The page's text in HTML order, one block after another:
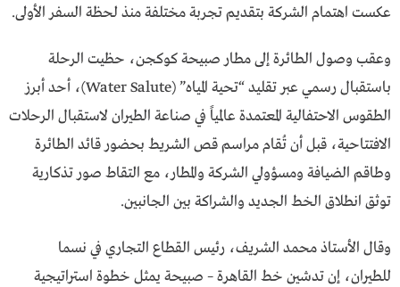
عكست اهتمام الشركة بتقديم تجربة مختلفة منذ لحظة السفر الأولى.
وعقب وصول الطائرة إلى مطار صبيحة كوكجن، حظيت الرحلة
باستقبال رسمي عبر تقليد “تحية المياه” (Water Salute)، أحد أبرز
الطقوس الاحتفالية المعتمدة عالمياً في صناعة الطيران لاستقبال الرحلات
الافتتاحية، قبل أن تُقام مراسم قص الشريط بحضور قائد الطائرة
وطاقم الضيافة ومسؤولي الشركة والمطار، مع التقاط صور تذكارية
توثق انطلاق الخط الجديد والشراكة بين الجانبين.
وقال الأستاذ محمد الشريف، رئيس القطاع التجاري في نسما
للطيران، إن تدشين خط القاهرة – صبيحة يمثل خطوة استراتيجية